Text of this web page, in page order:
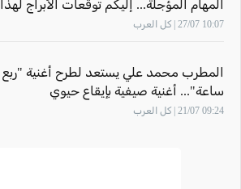
المهام المؤجلة... إليكم توقعات الأبراج لهذا
اليوم
10:07 27/07 | كل العرب
المطرب محمد علي يستعد لطرح أغنية "ربع
ساعة"... أغنية صيفية بإيقاع حيوي
09:24 21/07 | كل العرب